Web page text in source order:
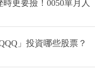
更要撿！0050單月人
」投資哪些股票？